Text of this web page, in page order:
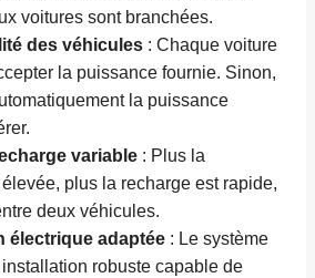
voitures sont branchées.
des véhicules : Chaque voiture
la puissance fournie. Sinon,
la puissance
variable : Plus la
plus la recharge est rapide,
deux véhicules.
électrique adaptée : Le système
robuste capable de